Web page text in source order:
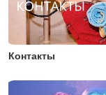
Контакты